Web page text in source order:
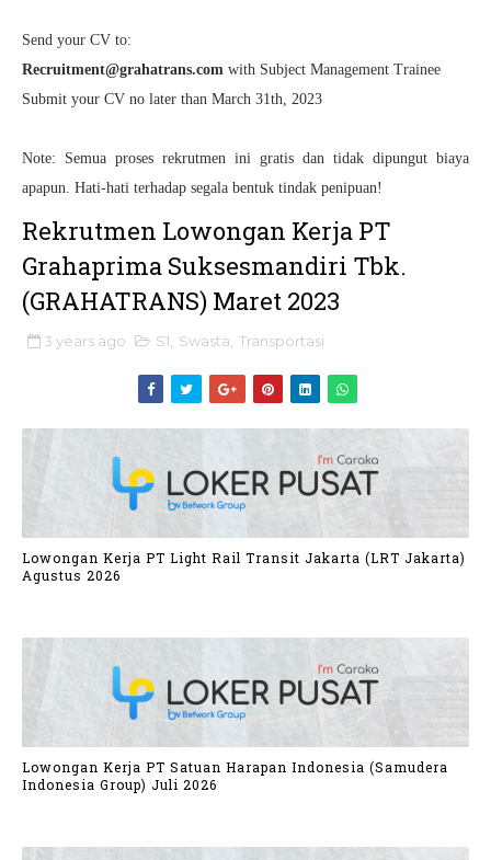
Send your CV to:
Recruitment@grahatrans.com with Subject Management Trainee
Submit your CV no later than March 31th, 2023
Note: Semua proses rekrutmen ini gratis dan tidak dipungut biaya
apapun. Hati-hati terhadap segala bentuk tindak penipuan!
Rekrutmen Lowongan Kerja PT
Grahaprima Suksesmandiri Tbk.
(GRAHATRANS) Maret 2023
3 years ago S1 Swasta Transportasi
Lowongan Kerja PT Light Rail Transit Jakarta (LRT Jakarta)
Agustus 2026
Lowongan Kerja PT Satuan Harapan Indonesia (Samudera
Indonesia Group) Juli 2026